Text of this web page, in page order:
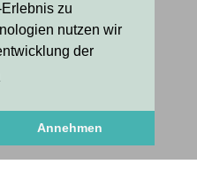
zu
nutzen wir
der
Annehmen